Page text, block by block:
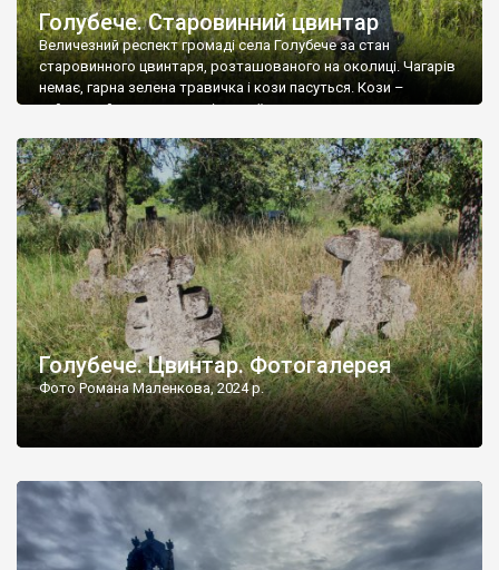
Голубече. Старовинний цвинтар
Величезний респект громаді села Голубече за стан
старовинного цвинтаря, розташованого на околиці. Чагарів
немає, гарна зелена травичка і кози пасуться. Кози –
найкращий регулятор шкідливої, для старих кладовищ,
бруньками, кози ті бруньки обгризають, бо то улюблений
делікатес. На цвинтарі у Голубечому ціла колекція
різноманітних форм хрестів. Село відносно невелике, […]
Голубече. Цвинтар. Фотогалерея
Фото Романа Маленкова, 2024 р.